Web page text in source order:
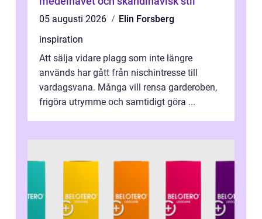
05 augusti 2026
Elin Forsberg
inspiration
Att sälja vidare plagg som inte längre
används har gått från nischintresse till
vardagsvana. Många vill rensa garderoben,
frigöra utrymme och samtidigt göra ...